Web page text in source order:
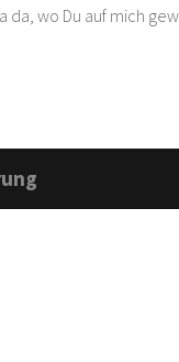
da, wo Du auf mich